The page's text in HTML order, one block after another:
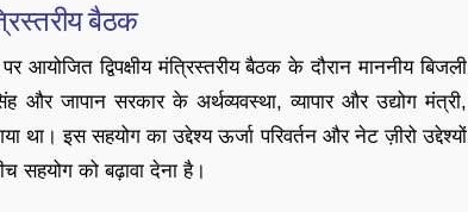
बैठक
द्विपक्षीय मंत्रिस्तरीय बैठक के दौरान माननीय बिजली
जापान सरकार के अर्थव्यवस्था, व्यापार और उद्योग मंत्री,
था। इस सहयोग का उद्देश्य ऊर्जा परिवर्तन और नेट ज़ीरो उद्देश्यों
सहयोग को बढ़ावा देना है।